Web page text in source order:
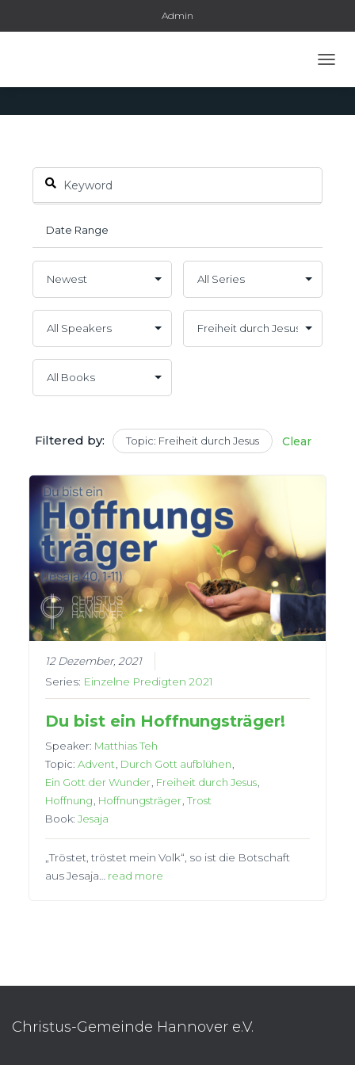
Admin
Filtered by: Topic: Freiheit durch Jesus Clear
12 Dezember, 2021
Series: Einzelne Predigten 2021
Du bist ein Hoffnungsträger!
Speaker: Matthias Teh
Topic:Advent, Durch Gott aufblühen,
Ein Gott der Wunder, Freiheit durch Jesus,
Hoffnung, Hoffnungsträger,Trost
Book:Jesaja
„Tröstet, tröstet mein Volk“, so ist die Botschaft
aus Jesaja… read more
Christus-Gemeinde Hannover e.V.